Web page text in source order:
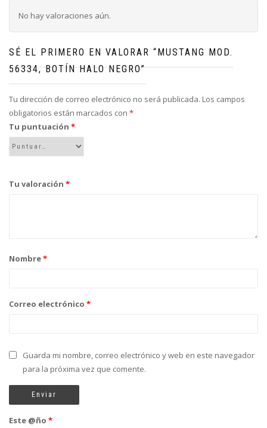
No hay valoraciones aún.
SÉ EL PRIMERO EN VALORAR “MUSTANG MOD.
56334, BOTÍN HALO NEGRO”
Tu dirección de correo electrónico no será publicada. Los campos
obligatorios están marcados con *
Tu puntuación *
Tu valoración *
Nombre*
Correo electrónico *
Guarda mi nombre, correo electrónico y web en este navegador
para la próxima vez que comente.
Este @ño *